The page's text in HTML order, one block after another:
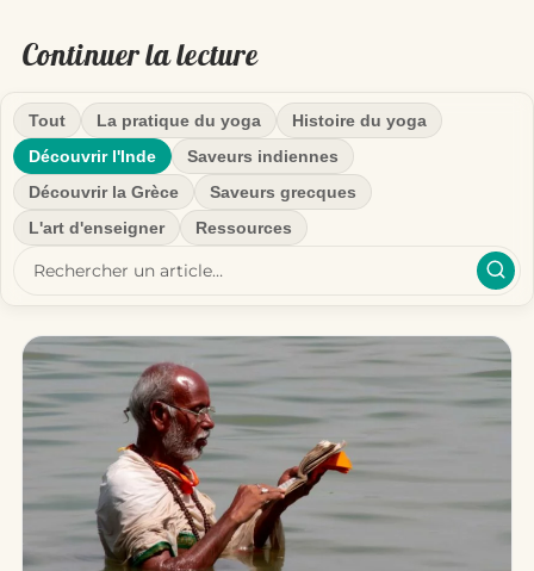
Continuer la lecture
Tout La pratique du yoga
Histoire du yoga
Découvrir l'Inde
Saveurs indiennes
Découvrir la Grèce
Saveurs grecques
L'art d'enseigner
Ressources